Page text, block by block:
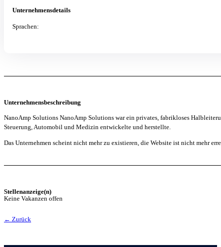
Unternehmensdetails
Sprachen:
Unternehmensbeschreibung
NanoAmp Solutions NanoAmp Solutions war ein privates, fabrikloses
Steuerung, Automobil und Medizin entwickelte und herstellte.
Das Unternehmen scheint nicht mehr zu existieren, die Website ist nicht mehr
Stellenanzeige(n)
Keine Vakanzen offen
← Zurück